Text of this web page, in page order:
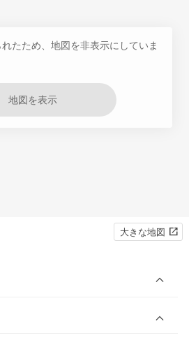
たため、地図を非表示にしていま
地図を表示
大きな地図